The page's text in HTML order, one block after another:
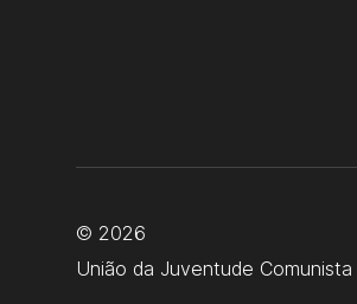
© 2026
União da Juventude Comunista